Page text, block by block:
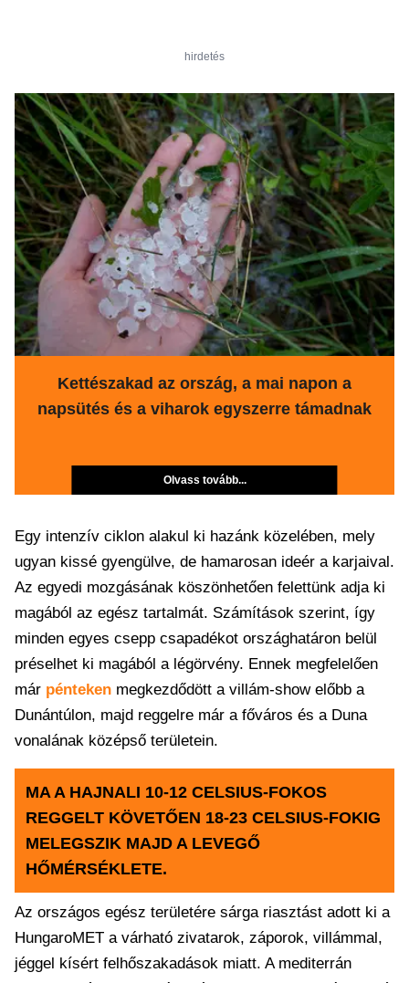
hirdetés
Kettészakad az ország, a mai napon a
napsütés és a viharok egyszerre támadnak
Olvass tovább...
Egy intenzív ciklon alakul ki hazánk közelében, mely
ugyan kissé gyengülve, de hamarosan ideér a karjaival.
Az egyedi mozgásának köszönhetően felettünk adja ki
magából az egész tartalmát. Számítások szerint, így
minden egyes csepp csapadékot országhatáron belül
préselhet ki magából a légörvény. Ennek megfelelően
már pénteken megkezdődött a villám-show előbb a
Dunántúlon, majd reggelre már a főváros és a Duna
vonalának középső területein.
MA A HAJNALI 10-12 CELSIUS-FOKOS
REGGELT KÖVETŐEN 18-23 CELSIUS-FOKIG
MELEGSZIK MAJD A LEVEGŐ
HŐMÉRSÉKLETE.
Az országos egész területére sárga riasztást adott ki a
HungaroMET a várható zivatarok, záporok, villámmal,
jéggel kísért felhőszakadások miatt. A mediterrán